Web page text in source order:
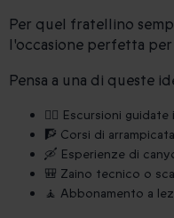
Per quel fratellino
l'occasione perfetta
Pensa a una di queste
🚴‍♂️ Escursioni
🧗 Corsi di
🛶 Esperienze di
🎒 Zaino tecnico o
🧘 Abbonamento a